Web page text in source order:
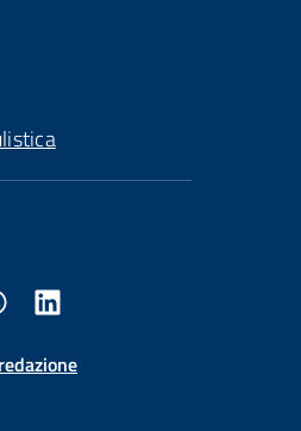
di Arezzo
Comune di Arezzo
Twitter Comune di Arezzo